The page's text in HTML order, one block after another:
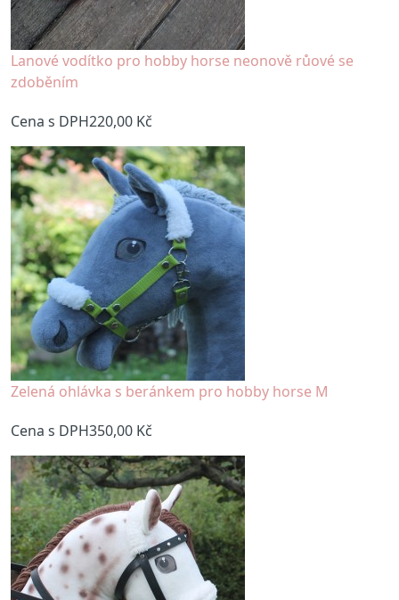
Lanové vodítko pro hobby horse neonově růové se
zdoběním
Cena s DPH220,00 Kč
Zelená ohlávka s beránkem pro hobby horse M
Cena s DPH350,00 Kč